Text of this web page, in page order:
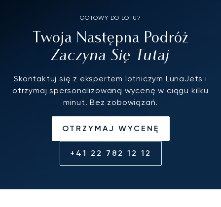
GOTOWY DO LOTU?
Twoja Następna Podróż
Zaczyna Się Tutaj
Skontaktuj się z ekspertem lotniczym LunaJets i
otrzymaj spersonalizowaną wycenę w ciągu kilku
minut. Bez zobowiązań.
OTRZYMAJ WYCENĘ
+41 22 782 12 12